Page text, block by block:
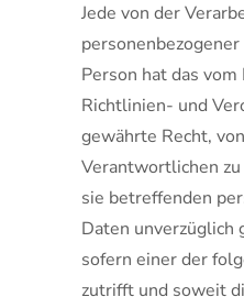
Jede von der
Person hat das vom
Richtlinien- und
gewährte Recht,
Verantwortlichen
sie betreffenden
Daten unverzüglich
sofern einer der
zutrifft und soweit